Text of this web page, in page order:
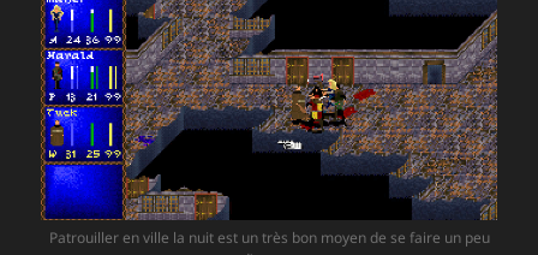
Patrouiller en ville la nuit est un très bon moyen de se faire un peu